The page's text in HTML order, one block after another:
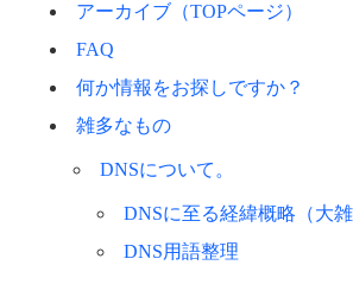
アーカイブ（TOPページ）
FAQ
何か情報をお探しですか？
雑多なもの
DNSについて。
DNSに至る経緯概略（大雑
DNS用語整理